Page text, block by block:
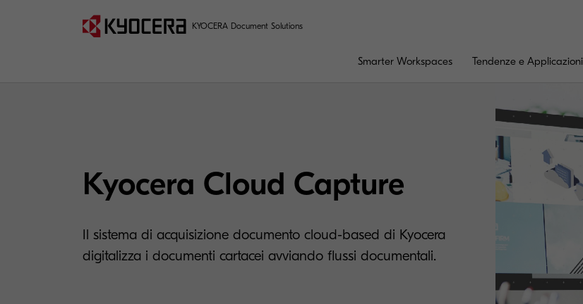
KYOCERA Document Solutions
Smarter Workspaces Tendenze e Applicazioni
Kyocera Cloud Capture
Il sistema di acquisizione documento cloud-based di Kyocera
digitalizza i documenti cartacei avviando flussi documentali.